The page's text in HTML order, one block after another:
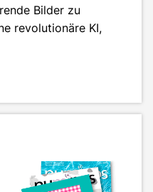
Bilder zu
revolutionäre KI,